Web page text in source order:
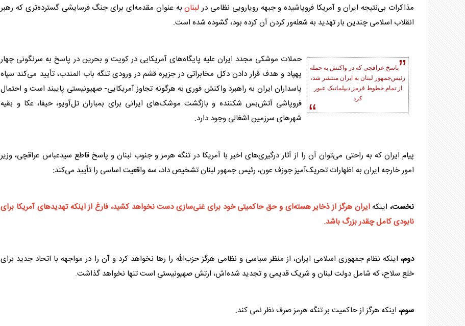
مذاکرات بی‌نتیجه ایران و آمریکا فروپاشیده و جبهه رویارویی نظامی در لبنانبه عنوان مقدمه‌ای برای جنگ فرسایشی گسترده‌تری که رهبر
انقلاب اسلامی چندین بار تهدید به شعله‌ور کردن آن کرده بود، گشوده شده است.
پاسخ عراقچی که در واکنش به حمله
رئیس‌جمهور لبنان به ایران منتشر شد،
از تمام خطوط قرمز دیپلماتیک عبور
کرد
حملات موشکی مجدد ایران علیه پایگاه‌های آمریکایی درکویت و بحرین در پاسخ به سرنگونی چهار
پهپاد و هدف قرار دادن دکل مخابراتی درجزیره قشمدر ورودی تنگه باب المندب، تأیید می‌کند سپاه
پاسداران ایران به راهبرد واکنش فوری به هرگونه تجاوز آمریکایی- صهیونیستی پایبند است و احتمال
فروپاشیآتش‌بس شکننده و بازگشت موشک‌های ایرانی برای بمبارانتل‌آویو، حیفا، عکا و بقیه
شهرهای سرزمین اشغالی وجود دارد.
پیام ایران که به راحتی می‌توان آن را از آثار درگیری‌های اخیر با آمریکا در تنگه هرمزو جنوب لبنان و پاسخ قاطع سیدعباس عراقچی، وزیر
امور خارجه ایران به اظهارات تحریک‌آمیز جوزف عون، رئیس جمهور لبنانتشخیص داد، سه واقعیت اساسی را تأیید می‌کند:
نخست، اینکهایران هرگز از ذخایر هسته‌ای و حق حاکمیتی خود برای غنی‌سازی دست نخواهد کشید، فارغ از اینکه تهدیدهای آمریکا برای
نابودی کامل چقدر بزرگ باشد.
دوم، اینکه نظام جمهوری اسلامی ایران، از منظر سیاسی و نظامی هرگز حزب‌الله را رها نخواهد کرد و آن را در مواجهه با اتحاد جدید برای
خلع سلاح، که شامل دولت لبنانو شریک قدیمی و تجدید شده‌اش، ارتش صهیونیستی است تنها نخواهد گذاشت.
سوم، اینکه هرگز از حاکمیت برتنگه هرمزصرف نظر نمی کند.